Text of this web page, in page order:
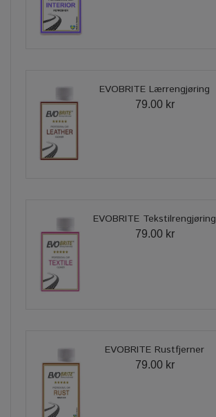
EVOBRITE Lærrengjøring
79.00 kr
EVOBRITE Tekstilrengjøring
79.00 kr
EVOBRITE Rustfjerner
79.00 kr